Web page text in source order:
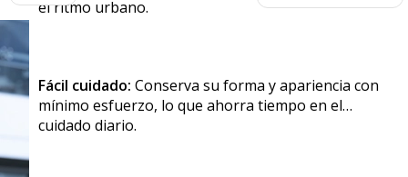
el ritmo urbano.
Fácil cuidado: Conserva su forma y apariencia con
mínimo esfuerzo, lo que ahorra tiempo en el
cuidado diario.